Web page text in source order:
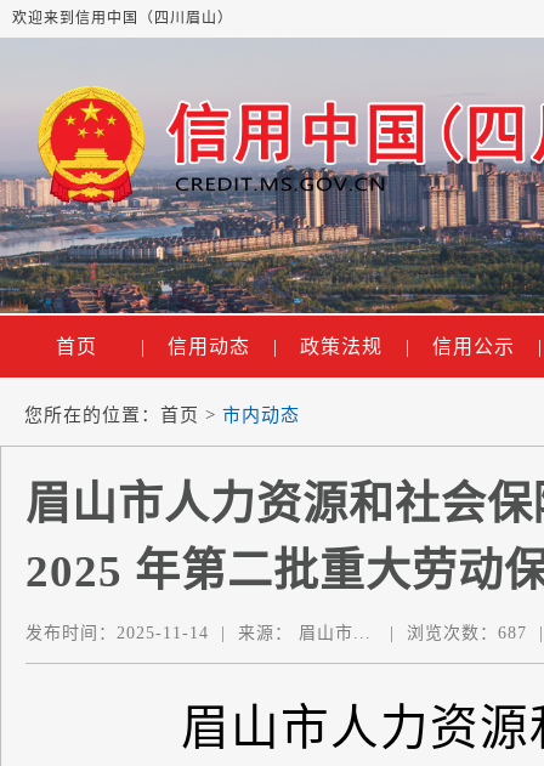
欢迎来到信用中国（四川眉山）
首页 | 信用动态 | 政策法规 | 信用公示 |
您所在的位置： 首页 > 市内动态
眉山市人力资源和社会
2025 年第二批重大劳动
发布时间： 2025-11-14 来源： 眉山市... 浏览次数： 687
眉山市人力资